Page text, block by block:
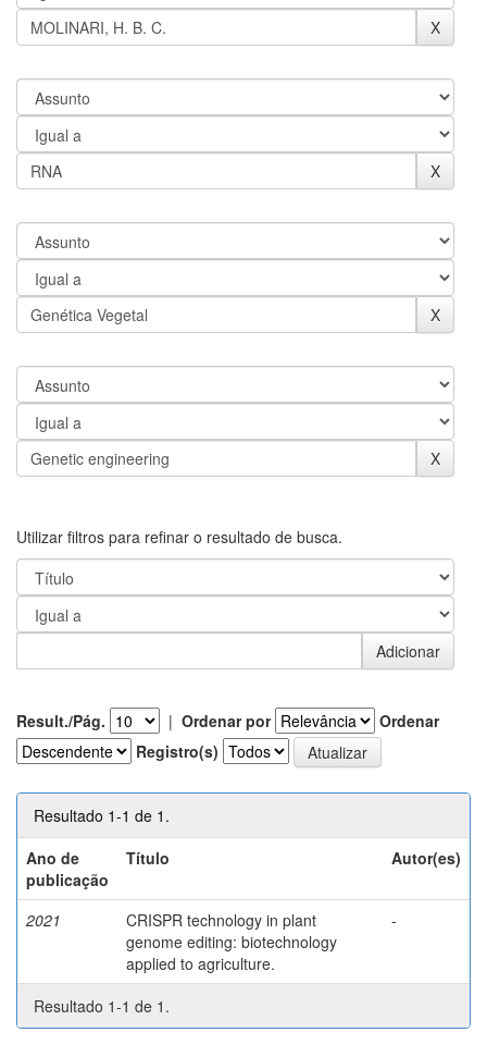
Utilizar filtros para refinar o resultado de busca.
Result./Pág. | Ordenar por
Ordenar
Registro(s)
Resultado 1-1 de 1.
Ano de
publicação
Título Autor(es)
2021
CRISPR technology in plant
genome editing: biotechnology
applied to agriculture.
-
Resultado 1-1 de 1.